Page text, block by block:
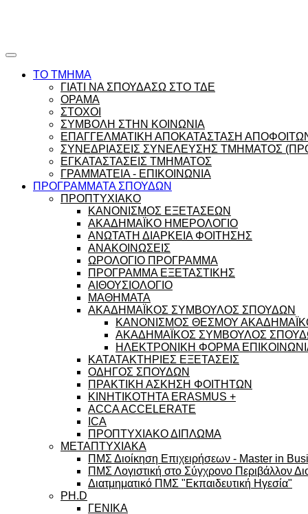
ΤΟ ΤΜΗΜΑ
ΓΙΑΤΙ ΝΑ ΣΠΟΥΔΑΣΩ ΣΤΟ ΤΔΕ
ΟΡΑΜΑ
ΣΤΟΧΟΙ
ΣΥΜΒΟΛΗ ΣΤΗΝ ΚΟΙΝΩΝΙΑ
ΕΠΑΓΓΕΛΜΑΤΙΚΗ ΑΠΟΚΑΤΑΣΤΑΣΗ
ΣΥΝΕΔΡΙΑΣΕΙΣ ΣΥΝΕΛΕΥΣΗΣ ΤΜΗΜΑΤΟΣ
ΕΓΚΑΤΑΣΤΑΣΕΙΣ ΤΜΗΜΑΤΟΣ
ΓΡΑΜΜΑΤΕΙΑ - ΕΠΙΚΟΙΝΩΝΙΑ
ΠΡΟΓΡΑΜΜΑΤΑ ΣΠΟΥΔΩΝ
ΠΡΟΠΤΥΧΙΑΚΟ
ΚΑΝΟΝΙΣΜΟΣ ΕΞΕΤΑΣΕΩΝ
ΑΚΑΔΗΜΑΪΚΟ ΗΜΕΡΟΛΟΓΙΟ
ΑΝΩΤΑΤΗ ΔΙΑΡΚΕΙΑ ΦΟΙΤΗΣΗΣ
ΑΝΑΚΟΙΝΩΣΕΙΣ
ΩΡΟΛΟΓΙΟ ΠΡΟΓΡΑΜΜΑ
ΠΡΟΓΡΑΜΜΑ ΕΞΕΤΑΣΤΙΚΗΣ
ΑΙΘΟΥΣΙΟΛΟΓΙΟ
ΜΑΘΗΜΑΤΑ
ΑΚΑΔΗΜΑΪΚΟΣ ΣΥΜΒΟΥΛΟΣ ΣΠΟΥΔΩΝ
ΚΑΝΟΝΙΣΜΟΣ ΘΕΣΜΟΥ
ΑΚΑΔΗΜΑΪΚΟΣ ΣΥΜΒΟΥΛΟΣ
ΗΛΕΚΤΡΟΝΙΚΗ ΦΟΡΜΑ
ΚΑΤΑΤΑΚΤΗΡΙΕΣ ΕΞΕΤΑΣΕΙΣ
ΟΔΗΓΟΣ ΣΠΟΥΔΩΝ
ΠΡΑΚΤΙΚΗ ΑΣΚΗΣΗ ΦΟΙΤΗΤΩΝ
ΚΙΝΗΤΙΚΟΤΗΤΑ ERASMUS +
ACCA ACCELERATE
ICA
ΠΡΟΠΤΥΧΙΑΚΟ ΔΙΠΛΩΜΑ
ΜΕΤΑΠΤΥΧΙΑΚΑ
ΠΜΣ Διοίκηση Επιχειρήσεων - Master in
ΠΜΣ Λογιστική στο Σύγχρονο Περιβάλλον
Διατμηματικό ΠΜΣ "Εκπαιδευτική Ηγεσία"
PH.D
ΓΕΝΙΚΑ